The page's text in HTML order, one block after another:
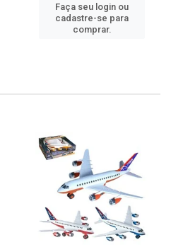
Faça seu login ou
cadastre-se para
comprar.